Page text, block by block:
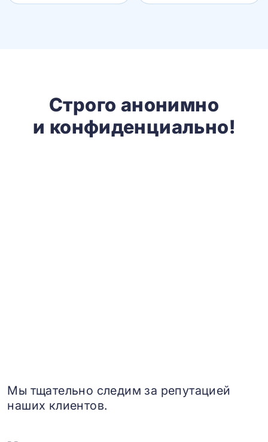
Строго анонимно
и конфиденциально!
Мы тщательно следим за репутацией
наших клиентов.